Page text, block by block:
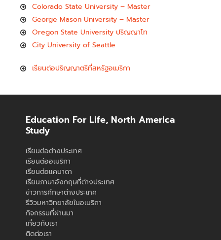
Colorado State University – Master
George Mason University – Master
Oregon State University ปริญญาโท
City University of Seattle
เรียนต่อปริญญาตรีที่สหรัฐอเมริกา
Education For Life, North America
Study
เรียนต่อต่างประเทศ
เรียนต่ออเมริกา
เรียนต่อแคนาดา
เรียนภาษาอังกฤษที่ต่างประเทศ
ข่าวการศึกษาต่างประเทศ
รีวิวมหาวิทยาลัยในอเมริกา
กิจกรรมที่ผ่านมา
เกี่ยวกับเรา
ติดต่อเรา